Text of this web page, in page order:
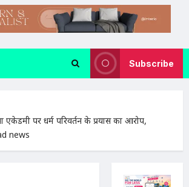
Subscribe
एकेडमी पर धर्म परिवर्तन के प्रयास का आरोप,
news